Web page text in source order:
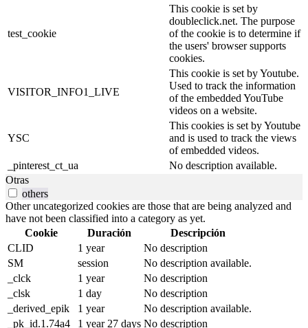
test_cookie
This cookie is set by
doubleclick.net. The purpose
of the cookie is to determine if
the users' browser supports
cookies.
VISITOR_INFO1_LIVE
This cookie is set by Youtube.
Used to track the information
of the embedded YouTube
videos on a website.
YSC
This cookies is set by Youtube
and is used to track the views
of embedded videos.
_pinterest_ct_ua
No description available.
Otras
others
Other uncategorized cookies are those that are being analyzed and
have not been classified into a category as yet.
Cookie
Duración
Descripción
CLID
1 year
No description
SM
session
No description available.
_clck
1 year
No description
_clsk
1 day
No description
_derived_epik
1 year
No description available.
_pk_id.1.74a4
1 year 27 days No description